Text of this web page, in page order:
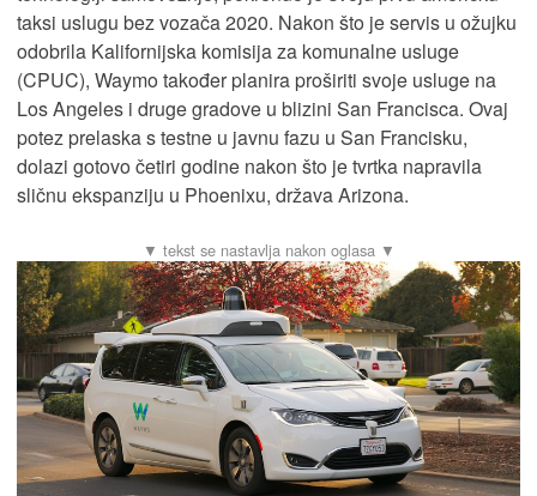
taksi uslugu bez vozača 2020. Nakon što je servis u ožujku
odobrila Kalifornijska komisija za komunalne usluge
(CPUC), Waymo također planira proširiti svoje usluge na
Los Angeles i druge gradove u blizini San Francisca. Ovaj
potez prelaska s testne u javnu fazu u San Francisku,
dolazi gotovo četiri godine nakon što je tvrtka napravila
sličnu ekspanziju u Phoenixu, država Arizona.